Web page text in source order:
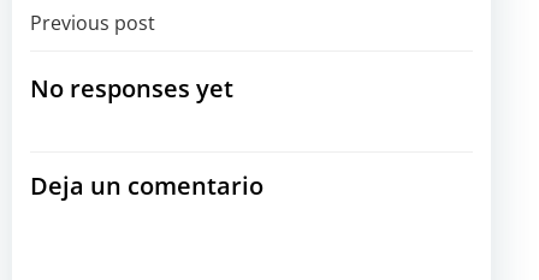
Navegación
por
entradas
Previous post
No responses yet
Deja un comentario